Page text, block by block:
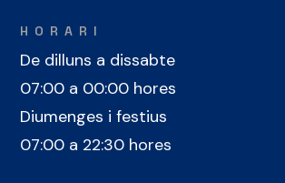
HORARI
De dilluns a dissabte
07:00 a 00:00 hores
Diumenges i festius
07:00 a 22:30 hores